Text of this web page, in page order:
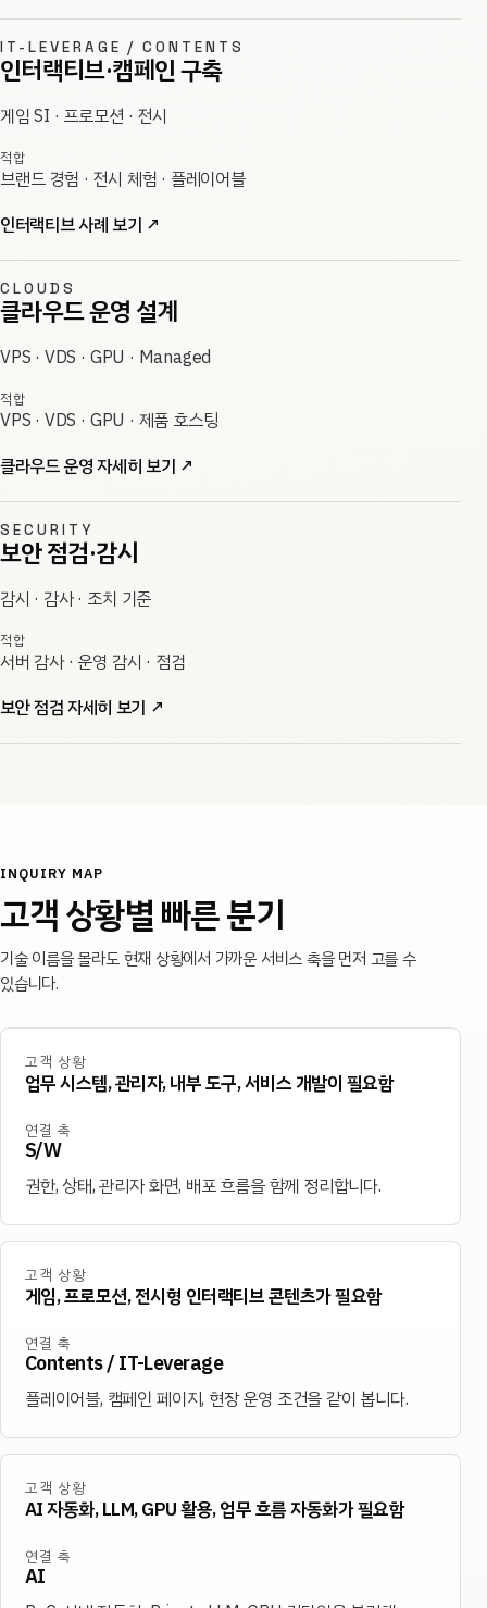
IT-LEVERAGE / CONTENTS
인터랙티브·캠페인 구축
게임 SI · 프로모션 · 전시
적합
브랜드 경험 · 전시 체험 · 플레이어블
인터랙티브 사례 보기 ↗
CLOUDS
클라우드 운영 설계
VPS · VDS · GPU · Managed
적합
VPS · VDS · GPU · 제품 호스팅
클라우드 운영 자세히 보기 ↗
SECURITY
보안 점검·감시
감시 · 감사 · 조치 기준
적합
서버 감사 · 운영 감시 · 점검
보안 점검 자세히 보기 ↗
INQUIRY MAP
고객 상황별 빠른 분기
기술 이름을 몰라도 현재 상황에서 가까운 서비스 축을 먼저 고를 수
있습니다.
고객 상황
업무 시스템, 관리자, 내부 도구, 서비스 개발이 필요함
연결 축
S/W
권한, 상태, 관리자 화면, 배포 흐름을 함께 정리합니다.
고객 상황
게임, 프로모션, 전시형 인터랙티브 콘텐츠가 필요함
연결 축
Contents / IT-Leverage
플레이어블, 캠페인 페이지, 현장 운영 조건을 같이 봅니다.
고객 상황
AI 자동화, LLM, GPU 활용, 업무 흐름 자동화가 필요함
연결 축
AI